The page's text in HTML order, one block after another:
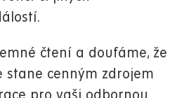
čtení a doufáme, že
stane cenným zdrojem